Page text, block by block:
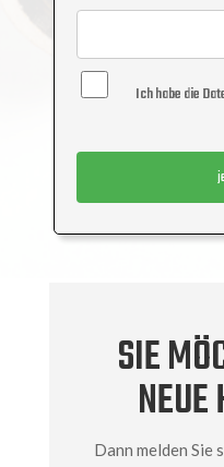
Ich habe die
SIE
Dann melden Sie